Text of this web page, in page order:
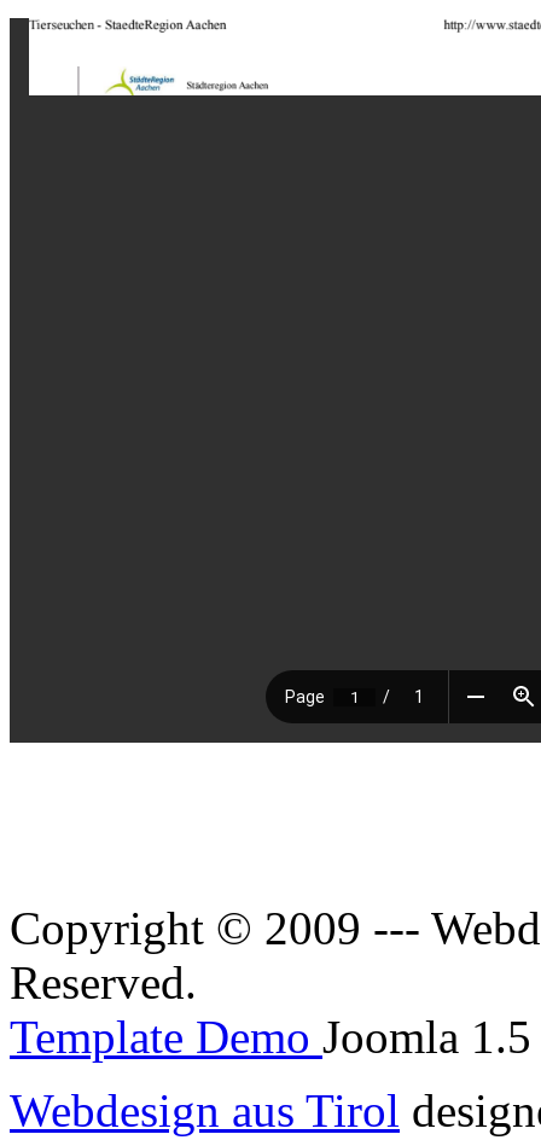
Copyright © 2009 ---
Reserved.
Template Demo Joomla
Webdesign aus Tirol